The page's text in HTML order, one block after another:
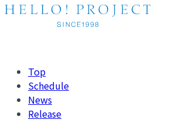
Top
Schedule
News
Release